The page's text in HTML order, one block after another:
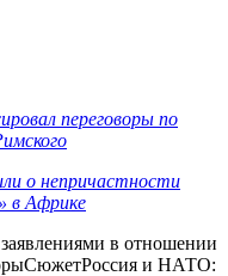
переговоры по
о непричастности
в Африке
в отношении
и НАТО: